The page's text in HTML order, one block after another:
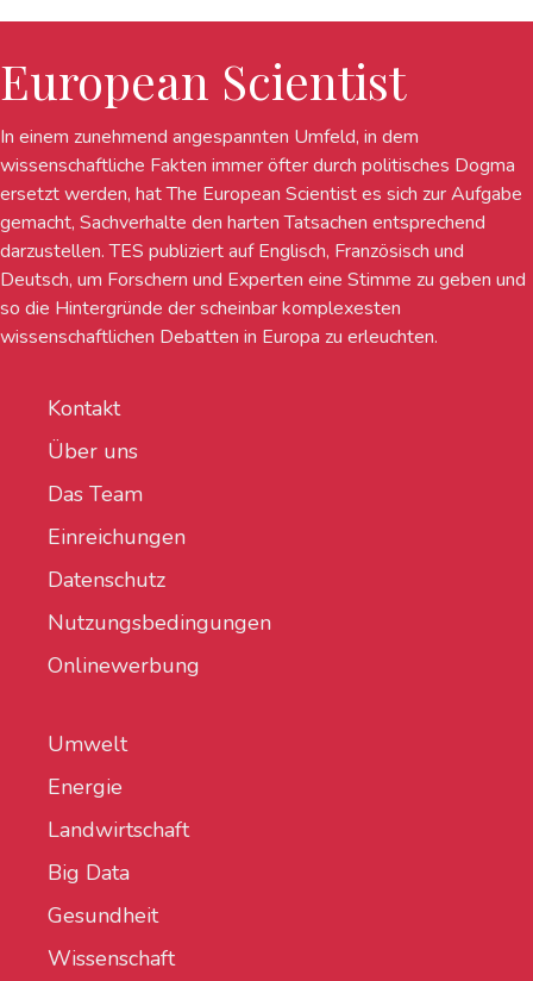
European Scientist
In einem zunehmend angespannten Umfeld, in dem
wissenschaftliche Fakten immer öfter durch politisches Dogma
ersetzt werden, hat The European Scientist es sich zur Aufgabe
gemacht, Sachverhalte den harten Tatsachen entsprechend
darzustellen. TES publiziert auf Englisch, Französisch und
Deutsch, um Forschern und Experten eine Stimme zu geben und
so die Hintergründe der scheinbar komplexesten
wissenschaftlichen Debatten in Europa zu erleuchten.
Kontakt
Über uns
Das Team
Einreichungen
Datenschutz
Nutzungsbedingungen
Onlinewerbung
Umwelt
Energie
Landwirtschaft
Big Data
Gesundheit
Wissenschaft